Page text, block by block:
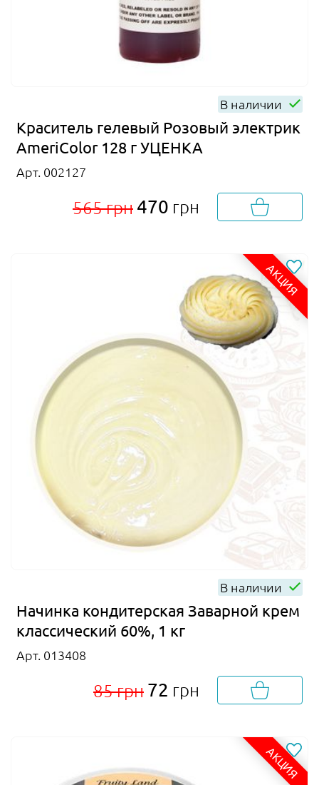
В наличии
Краситель гелевый Розовый электрик
AmeriColor 128 г УЦЕНКА
Арт. 002127
565 грн 470 грн
АКЦИЯ
В наличии
Начинка кондитерская Заварной крем
классический 60%, 1 кг
Арт. 013408
85 грн 72 грн
АКЦИЯ